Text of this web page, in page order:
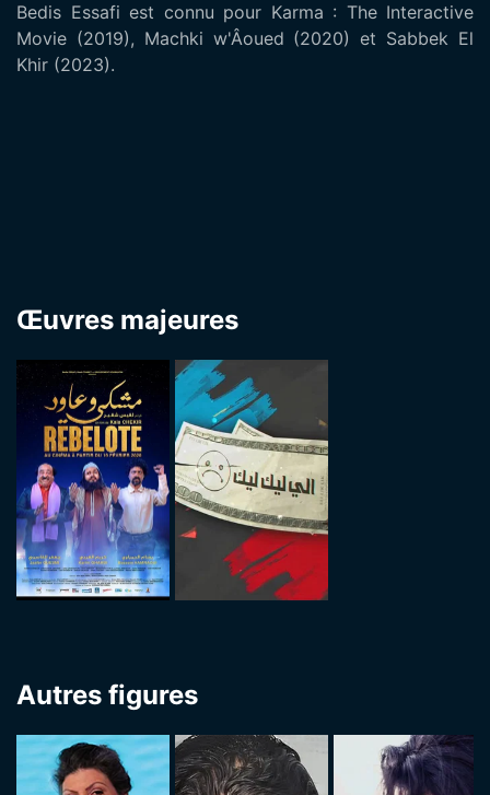
Bedis Essafi est connu pour Karma : The Interactive
Movie (2019), Machki w'Âoued (2020) et Sabbek El
Khir (2023).
Œuvres majeures
Autres figures